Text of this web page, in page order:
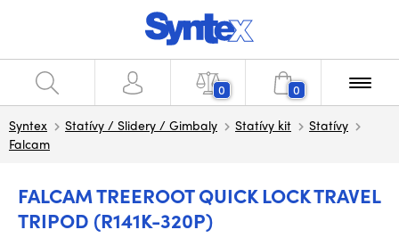
0 0
Syntex Statívy / Slidery / Gimbaly Statívy kit
Statívy
Falcam
FALCAM TREEROOT QUICK LOCK TRAVEL
TRIPOD (R141K-320P)